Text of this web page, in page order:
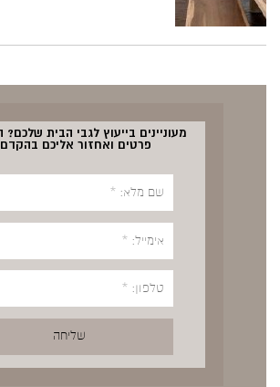
מעוניינים בייעוץ לגבי הבית שלכם?
פרטים ואחזור אליכם בהקדם